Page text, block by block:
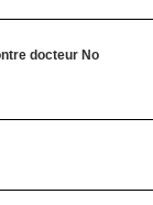
docteur No